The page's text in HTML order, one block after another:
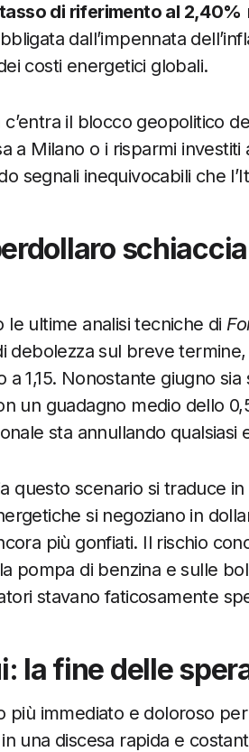
di riferimento al 2,40%
dall’impennata
costi energetici globali.
c’entra il blocco geopolitico
a Milano o i risparmi
segnali inequivocabili che
le ultime analisi tecniche di
debolezza sul breve
a 1,15. Nonostante giugno
un guadagno medio dello
sta annullando qualsiasi
questo scenario si traduce
si negoziano in
più gonfiati. Il rischio
pompa di benzina e sulle
stavano faticosamente
la fine delle
più immediato e doloroso
una discesa rapida e